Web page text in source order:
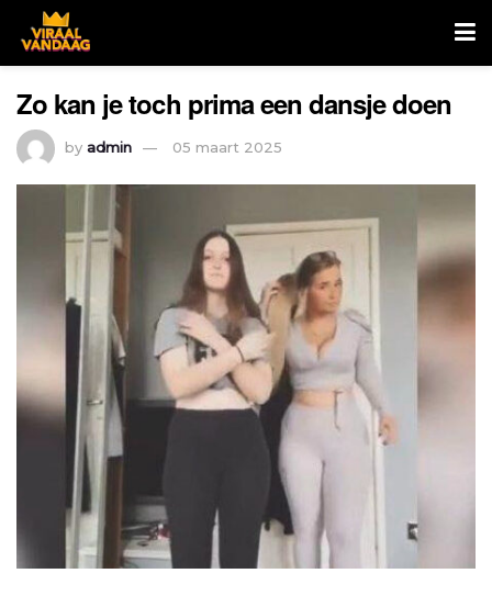
Zo kan je toch prima een dansje doen
by admin 05 maart 2025